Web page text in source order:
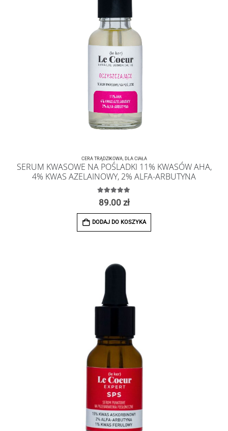
CERA TRĄDZIKOWA, DLA CIAŁA
SERUM KWASOWE NA POŚLADKI 11% KWASÓW AHA,
4% KWAS AZELAINOWY, 2% ALFA-ARBUTYNA
5.00 z 5
89.00 zł
DODAJ DO KOSZYKA